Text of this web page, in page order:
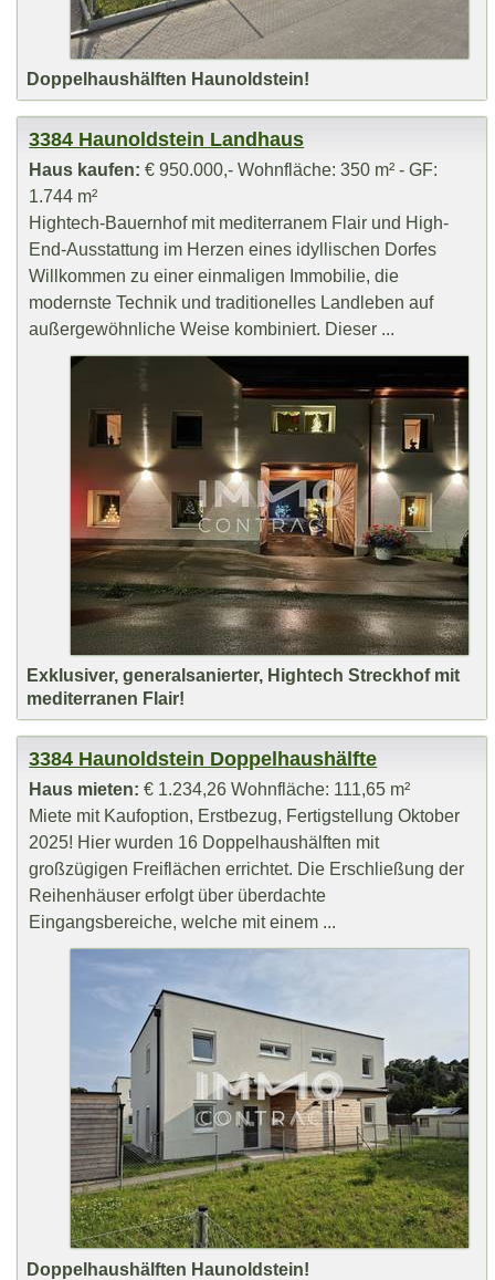
Doppelhaushälften Haunoldstein!
3384 Haunoldstein Landhaus
Haus kaufen: € 950.000,- Wohnfläche: 350 m² - GF:
1.744 m²
Hightech-Bauernhof mit mediterranem Flair und High-
End-Ausstattung im Herzen eines idyllischen Dorfes
Willkommen zu einer einmaligen Immobilie, die
modernste Technik und traditionelles Landleben auf
außergewöhnliche Weise kombiniert. Dieser ...
Exklusiver, generalsanierter, Hightech Streckhof mit
mediterranen Flair!
3384 Haunoldstein Doppelhaushälfte
Haus mieten: € 1.234,26 Wohnfläche: 111,65 m²
Miete mit Kaufoption, Erstbezug, Fertigstellung Oktober
2025! Hier wurden 16 Doppelhaushälften mit
großzügigen Freiflächen errichtet. Die Erschließung der
Reihenhäuser erfolgt über überdachte
Eingangsbereiche, welche mit einem ...
Doppelhaushälften Haunoldstein!